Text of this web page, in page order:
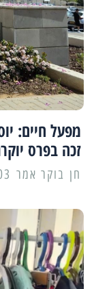
מפעל חיים:
זכה בפרס